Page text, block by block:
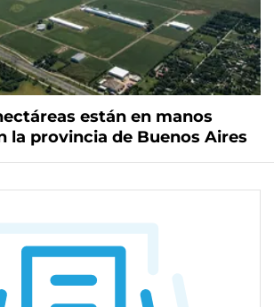
están en manos
la provincia de Buenos Aires